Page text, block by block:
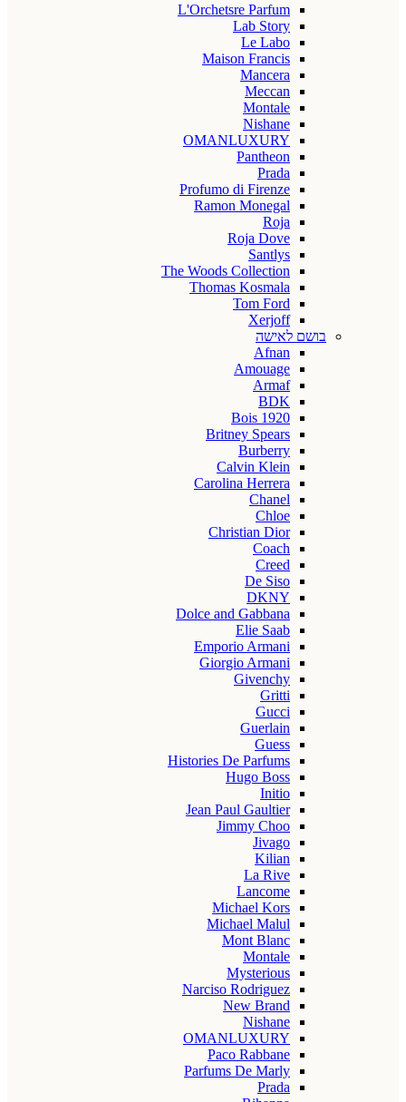
L'Orchetsre Parfum
Lab Story
Le Labo
Maison Francis
Mancera
Meccan
Montale
Nishane
OMANLUXURY
Pantheon
Prada
Profumo di Firenze
Ramon Monegal
Roja
Roja Dove
Santlys
The Woods Collection
Thomas Kosmala
Tom Ford
Xerjoff
בושם לאישה
Afnan
Amouage
Armaf
BDK
Bois 1920
Britney Spears
Burberry
Calvin Klein
Carolina Herrera
Chanel
Chloe
Christian Dior
Coach
Creed
De Siso
DKNY
Dolce and Gabbana
Elie Saab
Emporio Armani
Giorgio Armani
Givenchy
Gritti
Gucci
Guerlain
Guess
Histories De Parfums
Hugo Boss
Initio
Jean Paul Gaultier
Jimmy Choo
Jivago
Kilian
La Rive
Lancome
Michael Kors
Michael Malul
Mont Blanc
Montale
Mysterious
Narciso Rodriguez
New Brand
Nishane
OMANLUXURY
Paco Rabbane
Parfums De Marly
Prada